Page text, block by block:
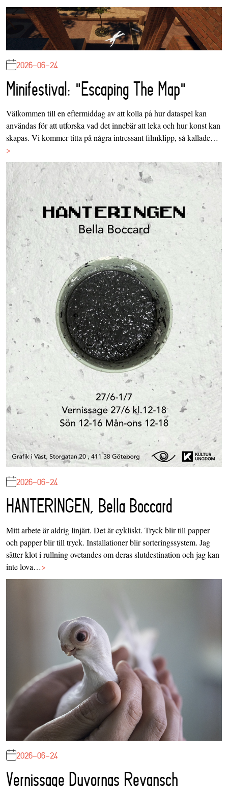
2026-06-24
Minifestival: "Escaping The Map"
Välkommen till en eftermiddag av att kolla på hur dataspel kan
användas för att utforska vad det innebär att leka och hur konst kan
skapas. Vi kommer titta på några intressant filmklipp, så kallade…
>
2026-06-24
HANTERINGEN, Bella Boccard
Mitt arbete är aldrig linjärt. Det är cykliskt. Tryck blir till papper
och papper blir till tryck. Installationer blir sorteringssystem. Jag
sätter klot i rullning ovetandes om deras slutdestination och jag kan
inte lova…>
2026-06-24
Vernissage Duvornas Revansch